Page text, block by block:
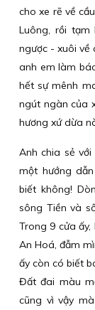
cho xe rẽ về
Luông, rồi tạm
ngược - xuôi về
anh em làm
hết sự mênh
ngút ngàn của
hương xứ dừa
Anh chia sẻ
một hướng
biết không!
sông Tiền và
Trong 9 cửa ấy,
An Hoá, đẫm
ấy còn có biết
Đất đai màu
cũng vì vậy